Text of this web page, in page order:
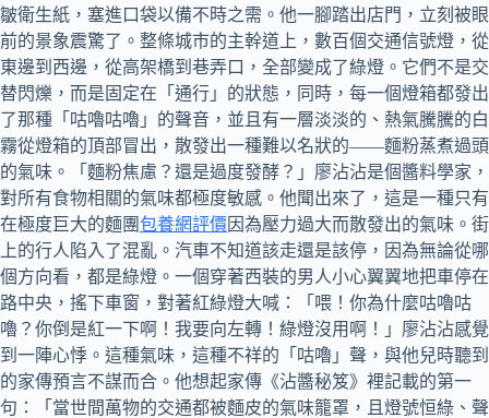
皺衛生紙，塞進口袋以備不時之需。他一腳踏出店門，立刻被眼
前的景象震驚了。整條城市的主幹道上，數百個交通信號燈，從
東邊到西邊，從高架橋到巷弄口，全部變成了綠燈。它們不是交
替閃爍，而是固定在「通行」的狀態，同時，每一個燈箱都發出
了那種「咕嚕咕嚕」的聲音，並且有一層淡淡的、熱氣騰騰的白
霧從燈箱的頂部冒出，散發出一種難以名狀的——麵粉蒸煮過頭
的氣味。「麵粉焦慮？還是過度發酵？」廖沾沾是個醬料學家，
對所有食物相關的氣味都極度敏感。他聞出來了，這是一種只有
在極度巨大的麵團包養網評價 因為壓力過大而散發出的氣味。街
上的行人陷入了混亂。汽車不知道該走還是該停，因為無論從哪
個方向看，都是綠燈。一個穿著西裝的男人小心翼翼地把車停在
路中央，搖下車窗，對著紅綠燈大喊：「喂！你為什麼咕嚕咕
嚕？你倒是紅一下啊！我要向左轉！綠燈沒用啊！」廖沾沾感覺
到一陣心悸。這種氣味，這種不祥的「咕嚕」聲，與他兒時聽到
的家傳預言不謀而合。他想起家傳《沾醬秘笈》裡記載的第一
句：「當世間萬物的交通都被麵皮的氣味籠罩，且燈號恒綠、聲